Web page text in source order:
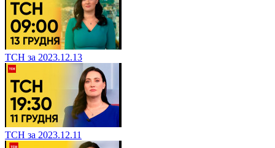
ТСН за 2023.12.13
ТСН за 2023.12.11